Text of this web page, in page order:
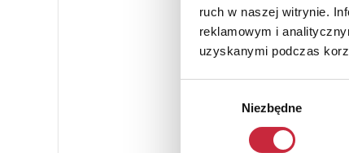
ruch w naszej witrynie.
reklamowym i
uzyskanymi podczas
Niezbędne